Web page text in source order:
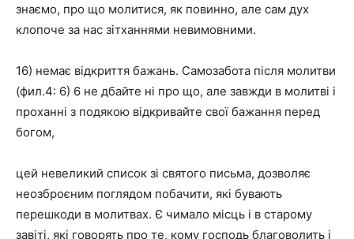
знаємо, про що молитися, як повинно, але сам дух
клопоче за нас зітханнями невимовними.
16) немає відкриття бажань. Самозабота після молитви
(фил.4: 6) 6 не дбайте ні про що, але завжди в молитві і
проханні з подякою відкривайте свої бажання перед
богом,
цей невеликий список зі святого письма, дозволяє
неозброєним поглядом побачити, які бувають
перешкоди в молитвах. Є чимало місць і в старому
завіті, які говорять про те, кому господь благоволить і